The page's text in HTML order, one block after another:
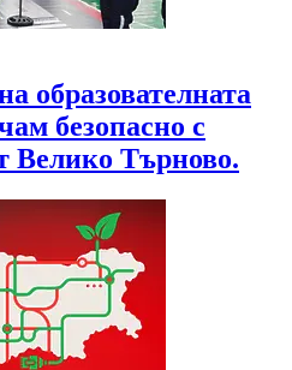
образователната
безопасно с
Велико Търново.